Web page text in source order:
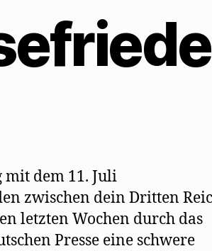
mit dem 11. Juli
zwischen dein Dritten
letzten Wochen durch das
Presse eine schwere